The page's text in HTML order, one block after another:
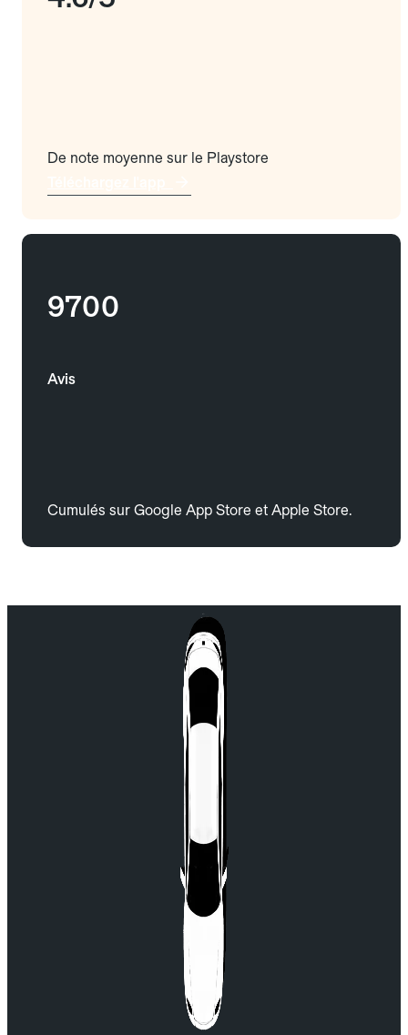
De note moyenne sur le Playstore
9700
Avis
Cumulés sur Google App Store et Apple Store.